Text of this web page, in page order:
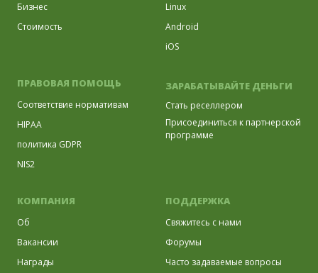
Бизнес
Стоимость
Linux
Android
iOS
ПРАВОВАЯ ПОМОЩЬ
Соответствие нормативам
HIPAA
политика GDPR
NIS2
ЗАРАБАТЫВАЙТЕ ДЕНЬГИ
Стать реселлером
Присоединиться к партнерской
программе
КОМПАНИЯ
Об
Вакансии
Награды
ПОДДЕРЖКА
Свяжитесь с нами
Форумы
Часто задаваемые вопросы